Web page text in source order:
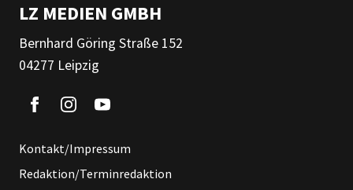
LZ MEDIEN GMBH
Bernhard Göring Straße 152
04277 Leipzig
Kontakt/Impressum
Redaktion/Terminredaktion